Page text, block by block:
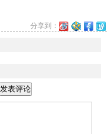
分享到：
新 QQ
发表评论